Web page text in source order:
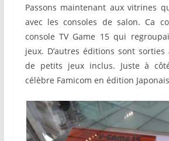
Passons maintenant aux vitrines
avec les consoles de salon. Ca
console TV Game 15 qui
jeux. D’autres éditions sont
de petits jeux inclus. Juste à
célèbre Famicom en édition